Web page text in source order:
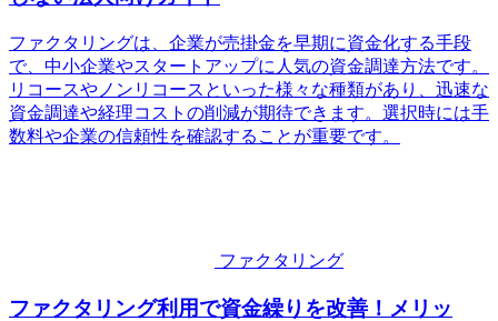
ファクタリングは、企業が売掛金を早期に資金化する手段
で、中小企業やスタートアップに人気の資金調達方法です。
リコースやノンリコースといった様々な種類があり、迅速な
資金調達や経理コストの削減が期待できます。選択時には手
数料や企業の信頼性を確認することが重要です。
ファクタリング
ファクタリング利用で資金繰りを改善！メリッ